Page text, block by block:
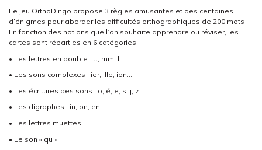
Le jeu OrthoDingo propose 3 règles amusantes et des centaines
d’énigmes pour aborder les difficultés orthographiques de 200 mots !
En fonction des notions que l’on souhaite apprendre ou réviser, les
cartes sont réparties en 6 catégories :
• Les lettres en double : tt, mm, ll…
• Les sons complexes : ier, ille, ion…
• Les écritures des sons : o, é, e, s, j, z…
• Les digraphes : in, on, en
• Les lettres muettes
• Le son « qu »